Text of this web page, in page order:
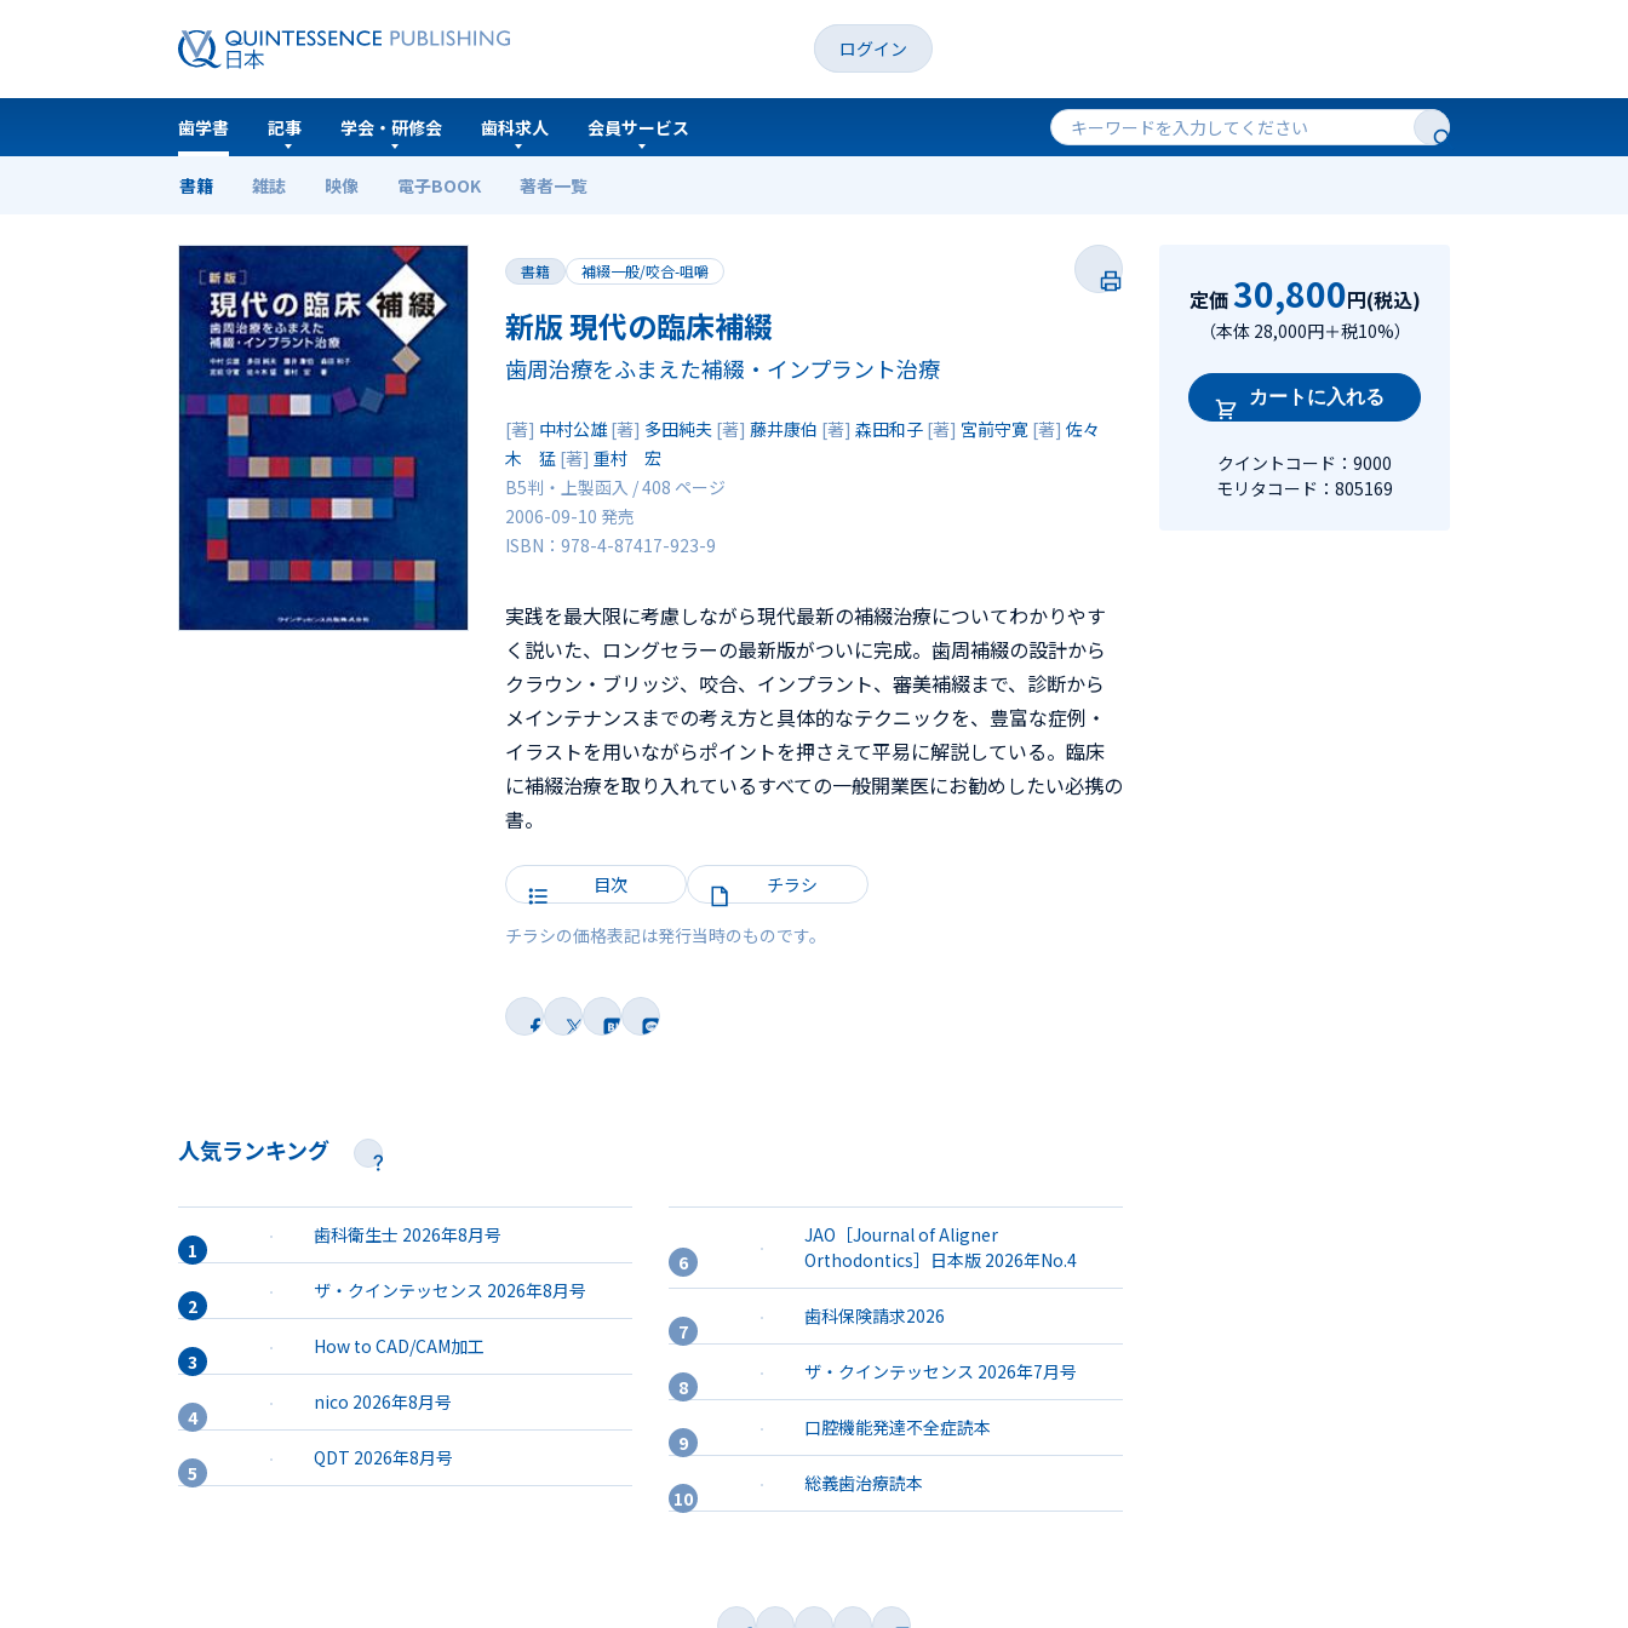
ログイン
歯学書
書籍 雑誌 映像 電子BOOK 著者一覧
記事 学会・研修会 歯科求人 会員サービス
ホーム 歯学書 新版 現代の臨床補綴
書籍 補綴一般/咬合-咀嚼
新版 現代の臨床補綴
歯周治療をふまえた補綴・インプラント治療
[著] 中村公雄[著] 多田純夫 [著] 藤井康伯 [著] 森田和子 [著] 宮前守寛 [著] 佐々
木 猛 [著] 重村 宏
B5判・上製函入 / 408 ページ
2006-09-10 発売
ISBN：978-4-87417-923-9
定価30,800円(税込)
（本体 28,000円＋税10%）
カートに入れる
クイントコード：9000
モリタコード：805169
実践を最大限に考慮しながら現代最新の補綴治療についてわかりやす
く説いた、ロングセラーの最新版がついに完成。歯周補綴の設計から
クラウン・ブリッジ、咬合、インプラント、審美補綴まで、診断から
メインテナンスまでの考え方と具体的なテクニックを、豊富な症例・
イラストを用いながらポイントを押さえて平易に解説している。臨床
に補綴治療を取り入れているすべての一般開業医にお勧めしたい必携の
書。
目次 チラシ
チラシの価格表記は発行当時のものです。
人気ランキング
歯科衛生士 2026年8月号
ザ・クインテッセンス 2026年8月号
How to CAD/CAM加工
nico 2026年8月号
QDT 2026年8月号
JAO［Journal of Aligner
Orthodontics］日本版 2026年No.4
歯科保険請求2026
ザ・クインテッセンス 2026年7月号
口腔機能発達不全症読本
総義歯治療読本